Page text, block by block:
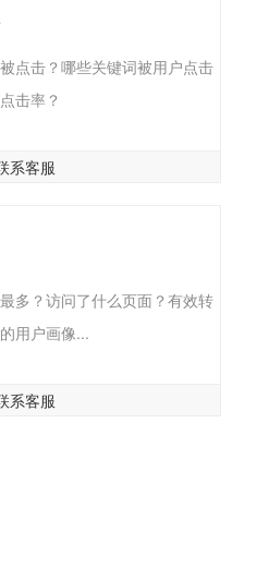
点击？哪些关键词被用户点击
击率？
系客服
多？访问了什么页面？有效转
用户画像...
系客服